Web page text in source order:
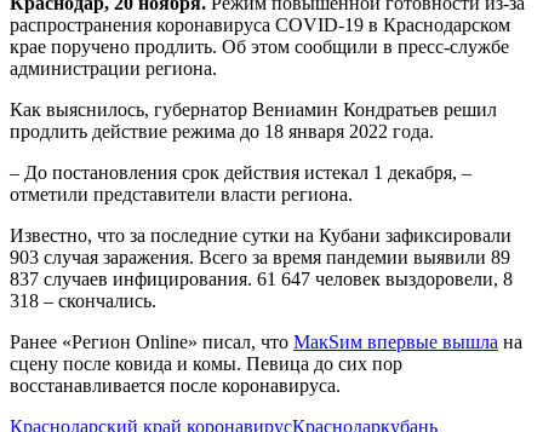
распространения коронавируса COVID-19 в Краснодарском
крае поручено продлить. Об этом сообщили в пресс-службе
администрации региона.
Как выяснилось, губернатор Вениамин Кондратьев решил
продлить действие режима до 18 января 2022 года.
– До постановления срок действия истекал 1 декабря, –
отметили представители власти региона.
Известно, что за последние сутки на Кубани зафиксировали
903 случая заражения. Всего за время пандемии выявили 89
837 случаев инфицирования. 61 647 человек выздоровели, 8
318 – скончались.
Ранее «Регион Online» писал, что МакSим впервые вышла на
сцену после ковида и комы. Певица до сих пор
восстанавливается после коронавируса.
Краснодарский край коронавирусКраснодаркубань